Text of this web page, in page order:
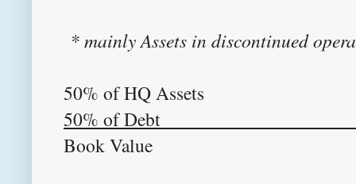
* mainly Assets in discontinued
50% of HQ
50% of
Book